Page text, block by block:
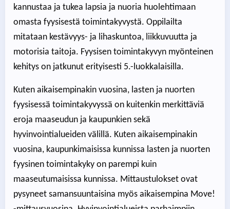
kannustaa ja tukea lapsia ja nuoria huolehtimaan
omasta fyysisestä toimintakyvystä. Oppilailta
mitataan kestävyys- ja lihaskuntoa, liikkuvuutta ja
motorisia taitoja. Fyysisen toimintakyvyn myönteinen
kehitys on jatkunut erityisesti 5.-luokkalaisilla.
Kuten aikaisempinakin vuosina, lasten ja nuorten
fyysisessä toimintakyvyssä on kuitenkin merkittäviä
eroja maaseudun ja kaupunkien sekä
hyvinvointialueiden välillä. Kuten aikaisempinakin
vuosina, kaupunkimaisissa kunnissa lasten ja nuorten
fyysinen toimintakyky on parempi kuin
maaseutumaisissa kunnissa. Mittaustulokset ovat
pysyneet samansuuntaisina myös aikaisempina Move!